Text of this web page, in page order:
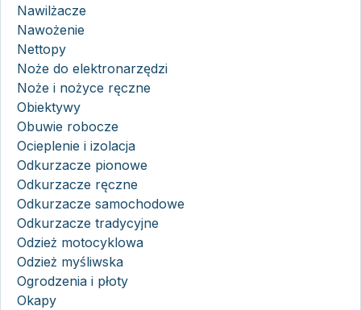
Nawilżacze
Nawożenie
Nettopy
Noże do elektronarzędzi
Noże i nożyce ręczne
Obiektywy
Obuwie robocze
Ocieplenie i izolacja
Odkurzacze pionowe
Odkurzacze ręczne
Odkurzacze samochodowe
Odkurzacze tradycyjne
Odzież motocyklowa
Odzież myśliwska
Ogrodzenia i płoty
Okapy